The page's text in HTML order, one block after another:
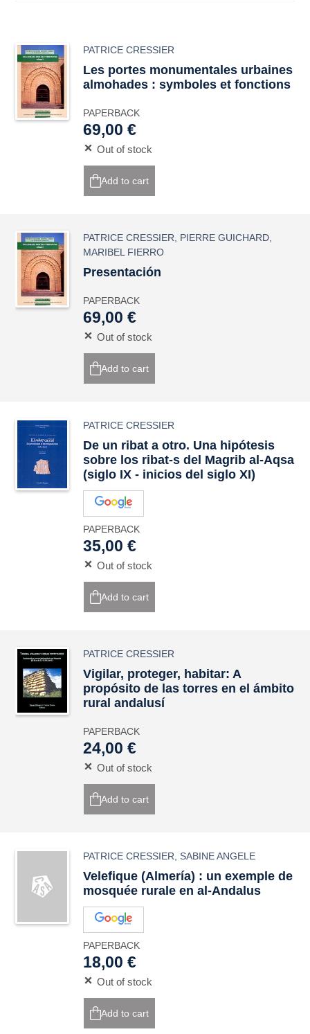
PATRICE CRESSIER
Les portes monumentales urbaines
almohades : symboles et fonctions
PAPERBACK
69,00 €
Out of stock
Add to cart
PATRICE CRESSIER PIERRE GUICHARD
MARIBEL FIERRO
Presentación
PAPERBACK
69,00 €
Out of stock
Add to cart
PATRICE CRESSIER
De un ribat a otro. Una hipótesis
sobre los ribat-s del Magrib al-Aqsa
(siglo IX - inicios del siglo XI)
PAPERBACK
35,00 €
Out of stock
Add to cart
PATRICE CRESSIER
Vigilar, proteger, habitar: A
propósito de las torres en el ámbito
rural andalusí
PAPERBACK
24,00 €
Out of stock
Add to cart
PATRICE CRESSIER SABINE ANGELE
Velefique (Almería) : un exemple de
mosquée rurale en al-Andalus
PAPERBACK
18,00 €
Out of stock
Add to cart